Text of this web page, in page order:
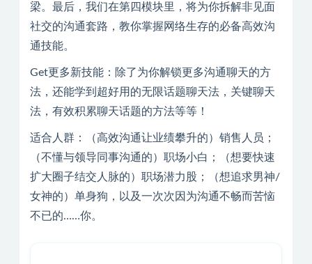
梁。最后，我们在第四模块里，将为你拆解非见面
社交的沟通套路，教你掌握网络生存的必备高效沟
通技能。
Get更多新技能：除了为你解锁更多沟通聊天的方
法，还能学到超好用的无限话题聊天法，关键聊天
法，有效积累聊天话题的方法等等！
适合人群：（高效沟通让业绩攀升的）销售人员；
（不懂与领导同事沟通的）职场小白；（想要快速
扩大圈子结交人脉的）职场潜力股；（想追求男神/
女神的）单身狗，以及一次次因为沟通不畅而苦恼
不已的……你。